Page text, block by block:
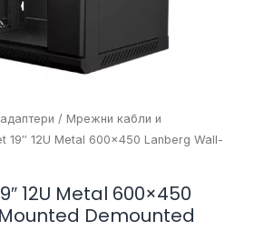
/ Мрежни кабли и
19″ 12U Metal 600×450 Lanberg Wall-
12U Metal 600×450
Demounted